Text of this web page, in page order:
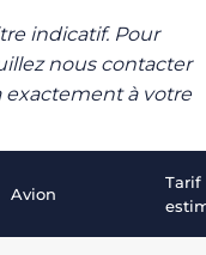
indicatif. Pour
nous contacter
exactement à votre
Avion
Tarif